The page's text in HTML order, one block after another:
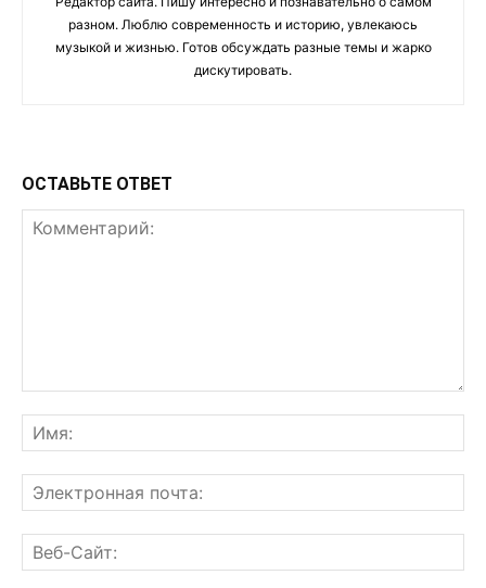
разном. Люблю современность и историю, увлекаюсь
музыкой и жизнью. Готов обсуждать разные темы и жарко
дискутировать.
ОСТАВЬТЕ ОТВЕТ